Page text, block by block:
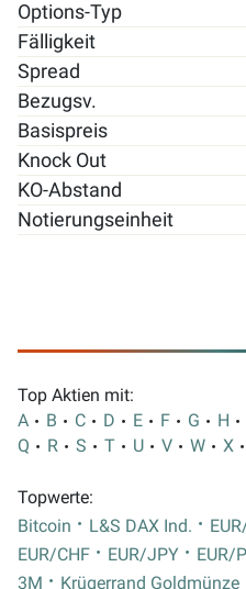
Options-Typ
Fälligkeit
Spread
Bezugsv.
Basispreis
Knock Out
KO-Abstand
Notierungseinheit
Top Aktien mit:
A
B C D E F G H
Q
R S T U V W X
Topwerte:
Bitcoin
L&S DAX Ind.
EUR/CHF
EUR/JPY EUR/
3M
Krügerrand Goldmünze